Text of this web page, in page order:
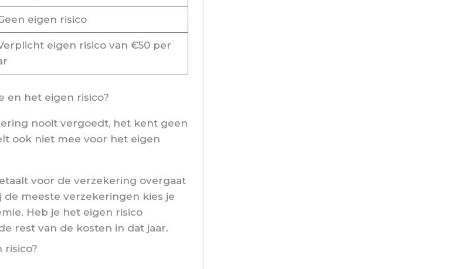
eigen risico
eigen risico van €50 per
en het eigen risico?
nooit vergoedt, het kent geen
ook niet mee voor het eigen
voor de verzekering overgaat
meeste verzekeringen kies je
Heb je het eigen risico
rest van de kosten in dat jaar.
risico?